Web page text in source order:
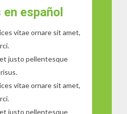
español
vitae ornare sit amet,
justo pellentesque
vitae ornare sit amet,
justo pellentesque